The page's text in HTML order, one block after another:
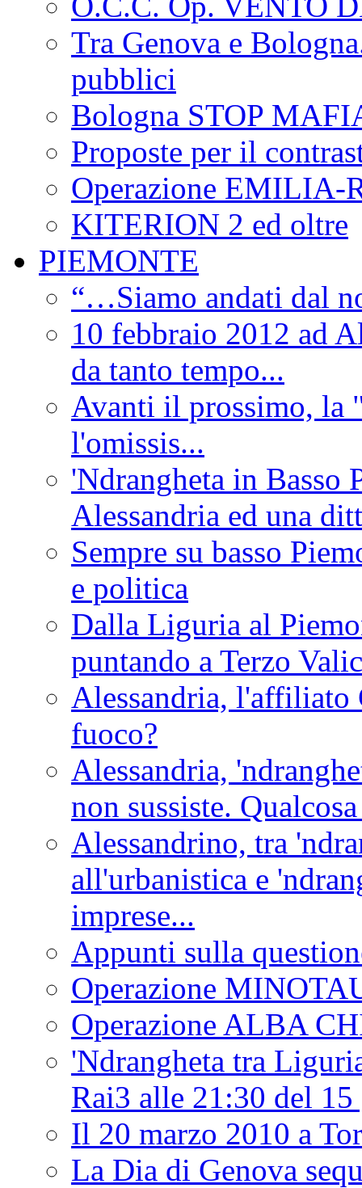
Tra Genova e
pubblici
Bologna STOP
Proposte per il
Operazione EMILIA-
KITERION 2 ed oltre
PIEMONTE
“…Siamo andati dal
10 febbraio 2012 ad
da tanto tempo...
Avanti il prossimo, la
l'omissis...
'Ndrangheta in Basso
Alessandria ed una
Sempre su basso
e politica
Dalla Liguria al
puntando a Terzo
Alessandria, l'affiliato
fuoco?
Alessandria,
non sussiste.
Alessandrino, tra
all'urbanistica e
imprese...
Appunti sulla
Operazione
Operazione ALBA
'Ndrangheta tra
Rai3 alle 21:30 del
Il 20 marzo 2010 a
La Dia di Genova